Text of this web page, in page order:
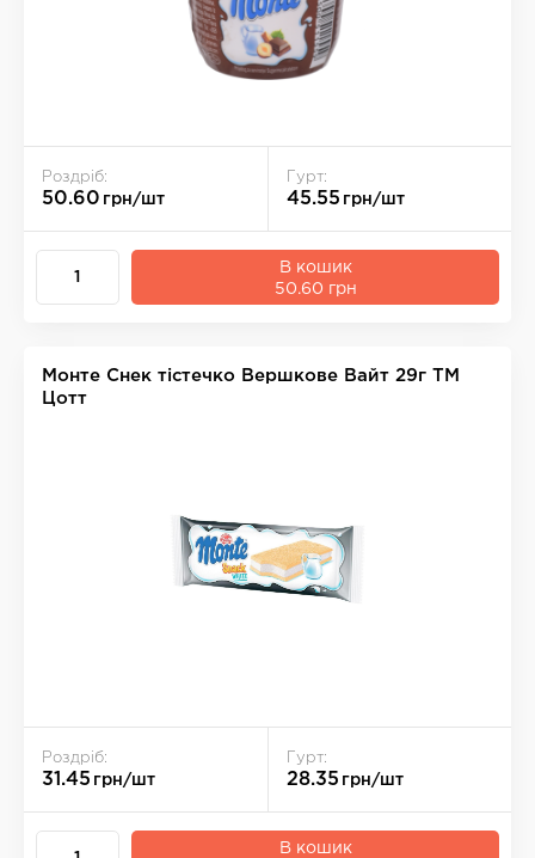
Роздріб:
50.60 грн/шт
Гурт:
45.55 грн/шт
В кошик
50.60 грн
Монте Снек тістечко Вершкове Вайт 29г ТМ
Цотт
Роздріб:
31.45 грн/шт
Гурт:
28.35 грн/шт
В кошик